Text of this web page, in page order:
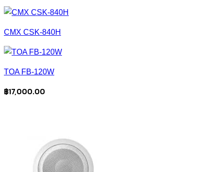
CMX CSK-840H
TOA FB-120W
฿17,000.00